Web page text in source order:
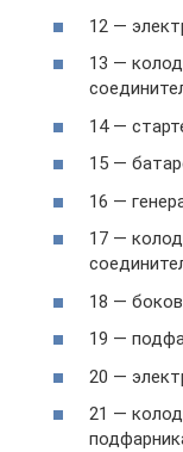
12 —
13 —
14 —
15 —
16 —
17 —
18 —
19 —
20 —
21 —